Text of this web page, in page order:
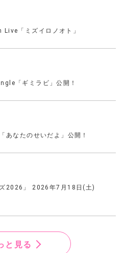
「ミズイロノオト」
「ギミラビ」公開！
なたのせいだよ」公開！
ズ2026」 2026年7月18日(土)
と見る